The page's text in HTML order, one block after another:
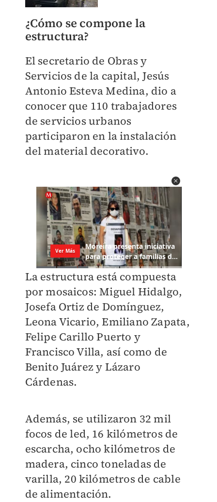
¿Cómo se compone la
estructura?
El secretario de Obras y
Servicios de la capital, Jesús
Antonio Esteva Medina, dio a
conocer que 110 trabajadores
de servicios urbanos
participaron en la instalación
del material decorativo.
La estructura está compuesta
por mosaicos: Miguel Hidalgo,
Josefa Ortiz de Domínguez,
Leona Vicario, Emiliano Zapata,
Felipe Carillo Puerto y
Francisco Villa, así como de
Benito Juárez y Lázaro
Cárdenas.
Además, se utilizaron 32 mil
focos de led, 16 kilómetros de
escarcha, ocho kilómetros de
madera, cinco toneladas de
varilla, 20 kilómetros de cable
de alimentación.